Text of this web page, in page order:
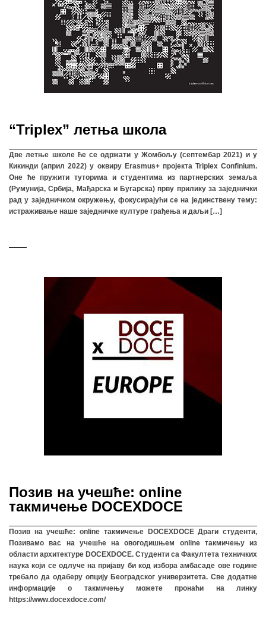
“Triplex” летња школа
Две летње школе ће се одржати у Жомбољу (септембар 2021) и у
Кикинди (април 2022) у оквиру Erasmus+ пројекта Triplex Confinium.
Оне ће пружити туторима и студентима из партнерских земаља
(Румунија, Србија, Мађарска и Бугарска) прву прилику за заједнички
рад у заједничком окружењу, фокусирајући се на јединствену тему:
истраживање наше заједничке културе грађења и даљи […]
Позив на учешће: online
такмичење DOCEXDOCE
Позив на учешће: online такмичење DOCEXDOCE Драги студенти,
Позивамо вас на учешће на овогодишњем online такмичењу из
области архитектуре DOCEXDOCE. Студенти са Факултета техничких
наука који се одлуче на пријаву би код избора амбасаде ове године
требало да одаберу опцију Београдског универзитета. Све додатне
информације о такмичењу можете пронаћи на линку
https://www.docexdoce.com/